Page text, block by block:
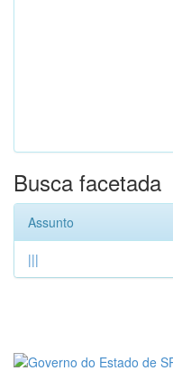
Busca facetada
Assunto
|||